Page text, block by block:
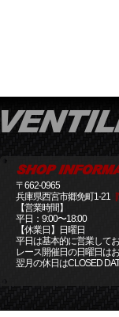
〒662-0965
兵庫県西宮市郷免町1-21
【営業時間】
平日：9:00〜18:00
【休業日】日曜日
平日は基本的に営業してお
レース開催日の日曜日はお
翌月の休日はCLOSED